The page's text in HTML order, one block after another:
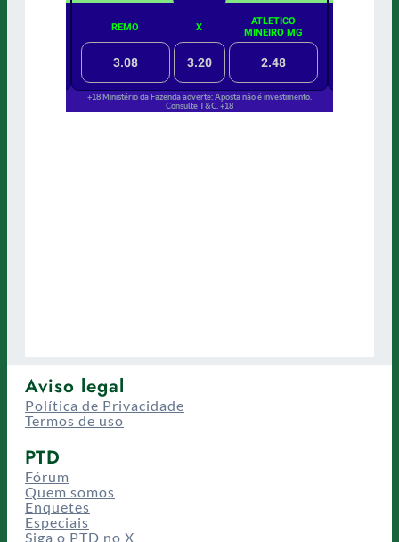
Aviso legal
Política de Privacidade
Termos de uso
PTD
Fórum
Quem somos
Enquetes
Especiais
Siga o PTD no X